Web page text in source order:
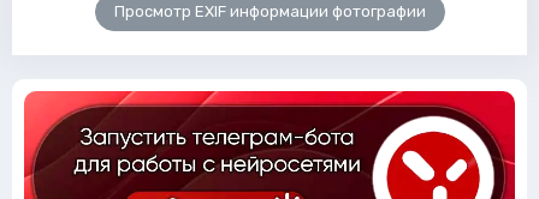
Просмотр EXIF информации фотографии